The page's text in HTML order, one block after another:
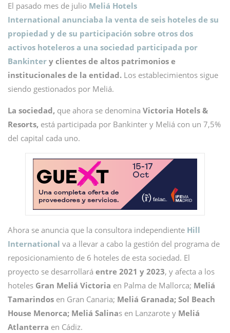
El pasado mes de julio Meliá Hotels
International anunciaba la venta de seis hoteles de su
propiedad y de su participación sobre otros dos
activos hoteleros a una sociedad participada por
Bankinter y clientes de altos patrimonios e
institucionales de la entidad. Los establecimientos sigue
siendo gestionados por Meliá.
La sociedad, que ahora se denomina Victoria Hotels &
Resorts, está participada por Bankinter y Meliá con un 7,5%
del capital cada uno.
Ahora se anuncia que la consultora independiente Hill
International va a llevar a cabo la gestión del programa de
reposicionamiento de 6 hoteles de esta sociedad. El
proyecto se desarrollará entre 2021 y 2023, y afecta a los
hoteles Gran Meliá Victoria en Palma de Mallorca; Meliá
Tamarindos en Gran Canaria; Meliá Granada; Sol Beach
House Menorca; Meliá Salinas en Lanzarote y Meliá
Atlanterra en Cádiz.